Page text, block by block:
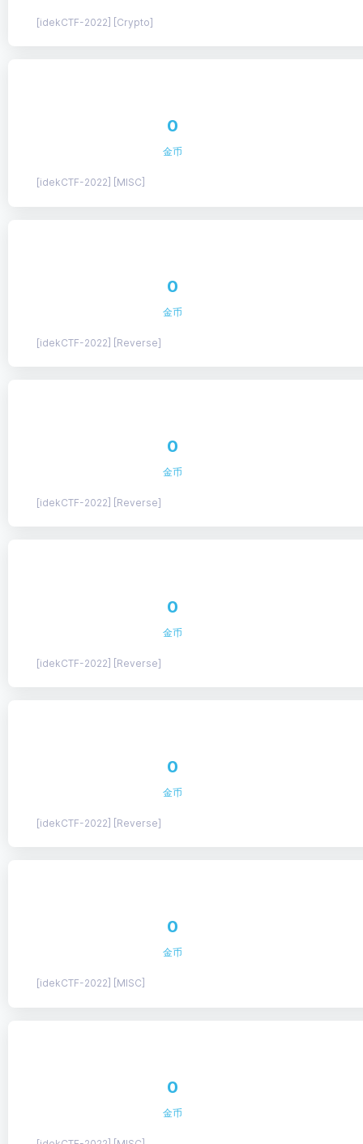
[idekCTF-2022] [Crypto]
0
金币
[idekCTF-2022] [MISC]
0
金币
[idekCTF-2022] [Reverse]
0
金币
[idekCTF-2022] [Reverse]
0
金币
[idekCTF-2022] [Reverse]
0
金币
[idekCTF-2022] [Reverse]
0
金币
[idekCTF-2022] [MISC]
0
金币